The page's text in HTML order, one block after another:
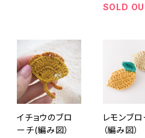
書籍のご案
SOLD
イチョウのブロ
ーチ(編み図）
レモンブ
（編み図）